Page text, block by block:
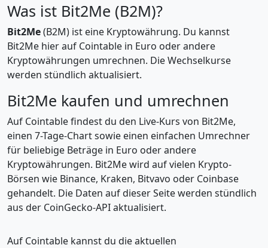
Was ist Bit2Me (B2M)?
Bit2Me(B2M) ist eine Kryptowährung. Du kannst
Bit2Me hier auf Cointable in Euro oder andere
Kryptowährungen umrechnen. Die Wechselkurse
werden stündlich aktualisiert.
Bit2Me kaufen und umrechnen
Auf Cointable findest du den Live-Kurs von Bit2Me,
einen 7-Tage-Chart sowie einen einfachen Umrechner
für beliebige Beträge in Euro oder andere
Kryptowährungen. Bit2Me wird auf vielen Krypto-
Börsen wie Binance, Kraken, Bitvavo oder Coinbase
gehandelt. Die Daten auf dieser Seite werden stündlich
aus der CoinGecko-API aktualisiert.
Auf Cointable kannst du die aktuellen